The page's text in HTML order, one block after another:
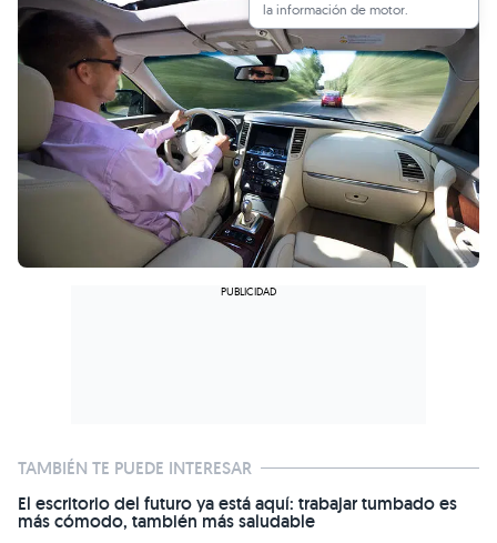
la información de motor.
TAMBIÉN TE PUEDE INTERESAR
El escritorio del futuro ya está aquí: trabajar tumbado es
más cómodo, también más saludable